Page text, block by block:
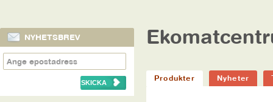
NYHETSBREV
Produkter Nyheter